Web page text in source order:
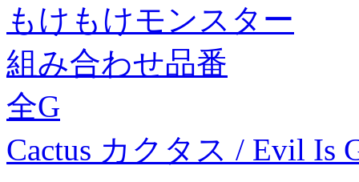
もけもけモンスター
組み合わせ品番
全G
Cactus カクタス / Evil Is